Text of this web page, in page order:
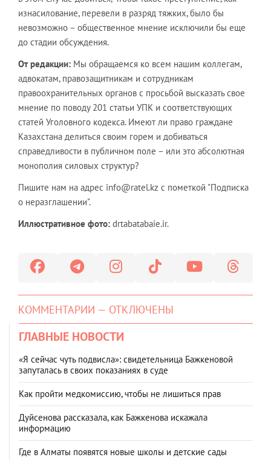
изнасилование, перевели в разряд тяжких, было бы
невозможно – общественное мнение исключили бы еще
до стадии обсуждения.
От редакции: Мы обращаемся ко всем нашим коллегам,
адвокатам, правозащитникам и сотрудникам
правоохранительных органов с просьбой высказать свое
мнение по поводу 201 статьи УПК и соответствующих
статей Уголовного кодекса. Имеют ли право граждане
Казахстана делиться своим горем и добиваться
справедливости в публичном поле – или это абсолютная
монополия силовых структур?
Пишите нам на адрес info@ratel.kz с пометкой "Подписка
о неразглашении".
Иллюстративное фото: drtabatabaie.ir.
КОММЕНТАРИИ — ОТКЛЮЧЕНЫ
ГЛАВНЫЕ НОВОСТИ
«Я сейчас чуть подвисла»: свидетельница Бажкеновой
запуталась в своих показаниях в суде
Как пройти медкомиссию, чтобы не лишиться прав
Дуйсенова рассказала, как Бажкенова искажала
информацию
Где в Алматы появятся новые школы и детские сады